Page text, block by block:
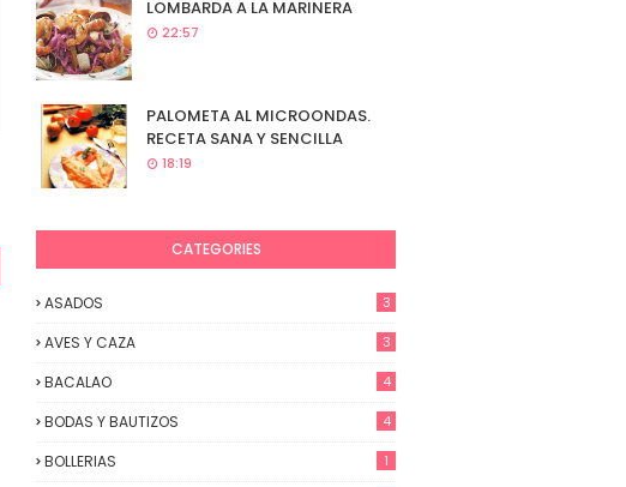
LOMBARDA A LA MARINERA
22:57
PALOMETA AL MICROONDAS.
RECETA SANA Y SENCILLA
18:19
CATEGORIES
ASADOS 3
AVES Y CAZA 3
BACALAO 4
BODAS Y BAUTIZOS 4
BOLLERIAS 1